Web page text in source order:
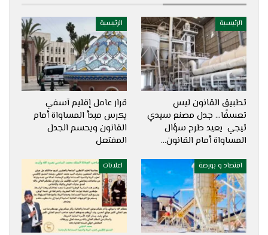
الرئيسية
تطبيق القانون ليس
تعسفًا… جدل مصنع سيدي
تيجي يعيد طرح سؤال
المساواة أمام القانون…
الرئيسية
قرار عامل إقليم آسفي
يكرس مبدأ المساواة أمام
القانون ويحسم الجدل
المفتعل
اقتصاد و بورصة اعلانات